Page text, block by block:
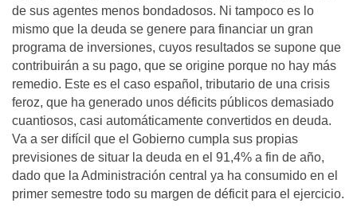
de sus agentes menos bondadosos. Ni tampoco es lo
mismo que la deuda se genere para financiar un gran
programa de inversiones, cuyos resultados se supone que
contribuirán a su pago, que se origine porque no hay más
remedio. Este es el caso español, tributario de una crisis
feroz, que ha generado unos déficits públicos demasiado
cuantiosos, casi automáticamente convertidos en deuda.
Va a ser difícil que el Gobierno cumpla sus propias
previsiones de situar la deuda en el 91,4% a fin de año,
dado que la Administración central ya ha consumido en el
primer semestre todo su margen de déficit para el ejercicio.